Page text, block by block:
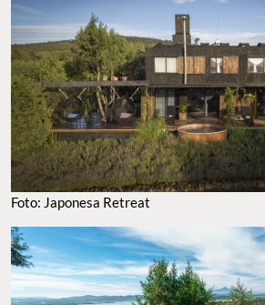
Foto: Japonesa Retreat